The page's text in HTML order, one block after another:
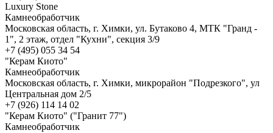
Luxury Stone
Камнеобработчик
Московская область, г. Химки, ул. Бутаково 4, МТК "Гранд -
1", 2 этаж, отдел "Кухни", секция 3/9
+7 (495) 055 34 54
"Керам Киото"
Камнеобработчик
Московская область, г. Химки, микрорайон "Подрезкого", ул
Центральная дом 2/5
+7 (926) 114 14 02
"Керам Киото" ("Гранит 77")
Камнеобработчик